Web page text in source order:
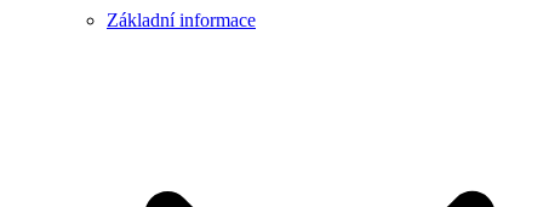
Základní informace